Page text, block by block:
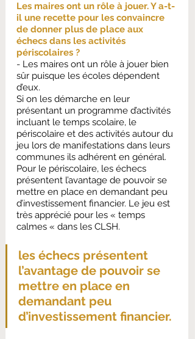
Les maires ont un rôle à jouer. Y a-t-
il une recette pour les convaincre
de donner plus de place aux
échecs dans les activités
périscolaires ?
- Les maires ont un rôle à jouer bien
sûr puisque les écoles dépendent
d’eux.
Si on les démarche en leur
présentant un programme d’activités
incluant le temps scolaire, le
périscolaire et des activités autour du
jeu lors de manifestations dans leurs
communes ils adhérent en général.
Pour le périscolaire, les échecs
présentent l’avantage de pouvoir se
mettre en place en demandant peu
d’investissement financier. Le jeu est
très apprécié pour les « temps
calmes « dans les CLSH.
les échecs présentent
l’avantage de pouvoir se
mettre en place en
demandant peu
d’investissement financier.